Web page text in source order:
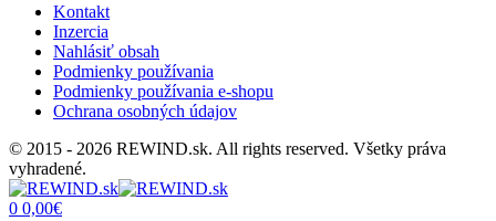
Kontakt
Inzercia
Nahlásiť obsah
Podmienky používania
Podmienky používania e-shopu
Ochrana osobných údajov
© 2015 - 2026 REWIND.sk. All rights reserved. Všetky práva
vyhradené.
0 0,00€